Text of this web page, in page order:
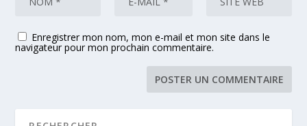
Enregistrer mon nom, mon e-mail et mon site dans le
navigateur pour mon prochain commentaire.